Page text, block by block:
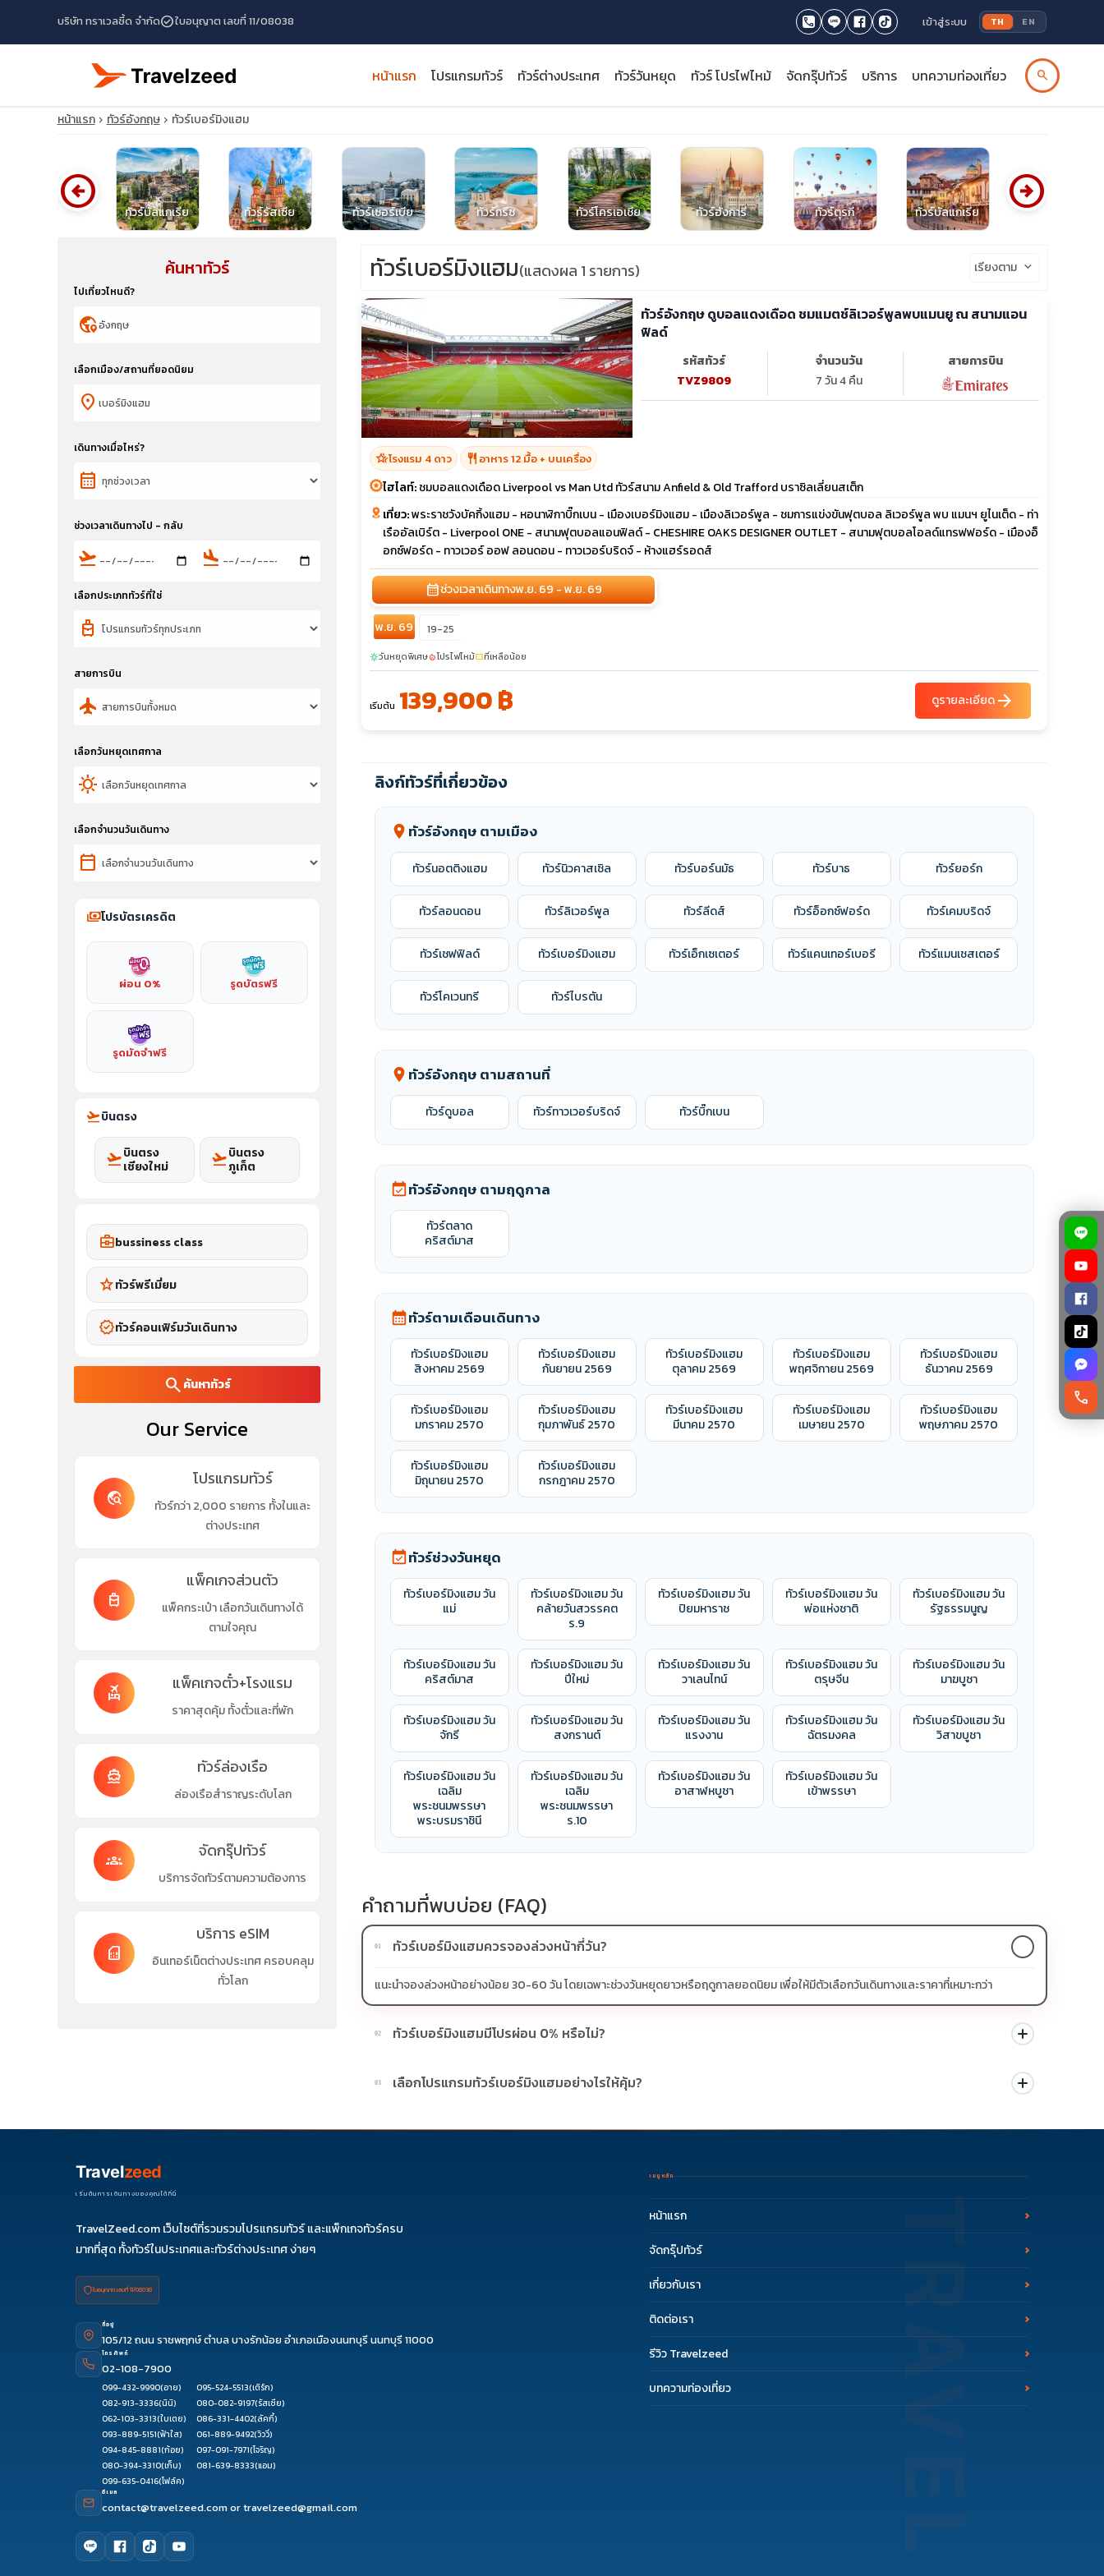
บริษัท ทราเวลซี้ด จำกัดcheck_circleใบอนุญาต เลขที่ 11/08038 เข้าสู่ระบบ TH EN
หน้าแรก โปรแกรมทัวร์ ทัวร์ต่างประเทศ ทัวร์วันหยุด ทัวร์ โปรไฟไหม้ จัดกรุ๊ปทัวร์ บริการ บทความท่องเที่ยว search
close
หน้าแรก ทัวร์อังกฤษ ทัวร์เบอร์มิงแฮม
ทัวร์บัลแกเรีย ทัวร์บัลแกเรีย ทัวร์รัสเซีย ทัวร์เซอร์เบีย ทัวร์กรีซ ทัวร์โครเอเชีย ทัวร์ฮังการี ทัวร์ตุรกี ทัวร์บัลแกเรีย ทัวร์บัลแกเรีย
arrow_circle_left arrow_circle_right
ค้นหาทัวร์
ไปเที่ยวไหนดี?
globe_location_pin
เลือกเมือง/สถานที่ยอดนิยม
location_on
เดินทางเมื่อไหร่?
calendar_month
ช่วงเวลาเดินทางไป - กลับ
flight_takeoff flight_land
เลือกประเภททัวร์ที่ใช่
travel_luggage_and_bags
สายการบิน
flight
เลือกวันหยุดเทศกาล
sunny
เลือกจำนวนวันเดินทาง
calendar_today
paymentsโปรบัตรเครดิต
ผ่อน 0% รูดบัตรฟรี
รูดมัดจำฟรี
flight_takeoffบินตรง
flight_takeoffบินตรง
เชียงใหม่
flight_takeoffบินตรง
ภูเก็ต
business_centerbussiness class
starทัวร์พรีเมี่ยม
verifiedทัวร์คอนเฟิร์มวันเดินทาง
search ค้นหาทัวร์
Our Service
travel_explore
โปรแกรมทัวร์
ทัวร์กว่า 2,000 รายการ ทั้งในและ
ต่างประเทศ
travel_luggage_and_bags
แพ็คเกจส่วนตัว
แพ็คกระเป๋า เลือกวันเดินทางได้
ตามใจคุณ
flights_and_hotels แพ็คเกจตั๋ว+โรงแรม
ราคาสุดคุ้ม ทั้งตั๋วและที่พัก
directions_boat ทัวร์ล่องเรือ
ล่องเรือสำราญระดับโลก
groups จัดกรุ๊ปทัวร์
บริการจัดทัวร์ตามความต้องการ
sim_card
บริการ eSIM
อินเทอร์เน็ตต่างประเทศ ครอบคลุม
ทั่วโลก
ทัวร์เบอร์มิงแฮม(แสดงผล 1 รายการ) เรียงตาม keyboard_arrow_down
ทัวร์อังกฤษ ดูบอลแดงเดือด ชมแมตช์ลิเวอร์พูลพบแมนยู ณ สนามแอน
ฟิลด์
รหัสทัวร์
TVZ9809
จำนวนวัน
7 วัน 4 คืน
สายการบิน
hotel_classโรงแรม 4 ดาว restaurant อาหาร 12 มื้อ + บนเครื่อง
ไฮไลท์:ชมบอลแดงเดือด Liverpool vs Man Utd ทัวร์สนาม Anfield & Old Trafford บราซิลเลี่ยนสเต็ก
เที่ยว:พระราชวังบัคกิ้งแฮม - หอนาฬิกาบิ๊กเบน - เมืองเบอร์มิงแฮม - เมืองลิเวอร์พูล - ชมการแข่งขันฟุตบอล ลิเวอร์พูล พบ แมนฯ ยูไนเต็ด - ท่า
เรืออัลเบิร์ต - Liverpool ONE - สนามฟุตบอลแอนฟิลด์ - CHESHIRE OAKS DESIGNER OUTLET - สนามฟุตบอลโอลด์แทรฟฟอร์ด - เมืองอ็
อกซ์ฟอร์ด - ทาวเวอร์ ออฟ ลอนดอน - ทาวเวอร์บริดจ์ - ห้างแฮร์รอดส์
calendar_monthช่วงเวลาเดินทางพ.ย. 69 - พ.ย. 69
พ.ย. 69 19-25
sunnyวันหยุดพิเศษlocal_fire_departmentโปรไฟไหม้confirmation_numberที่เหลือน้อย
เริ่มต้น 139,900 ฿ ดูรายละเอียดarrow_forward
ลิงก์ทัวร์ที่เกี่ยวข้อง
location_on ทัวร์อังกฤษ ตามเมือง
ทัวร์นอตติงแฮม ทัวร์นิวคาสเซิล ทัวร์บอร์นมัธ ทัวร์บาธ ทัวร์ยอร์ก
ทัวร์ลอนดอน ทัวร์ลิเวอร์พูล ทัวร์ลีดส์ ทัวร์อ็อกซ์ฟอร์ด ทัวร์เคมบริดจ์
ทัวร์เชฟฟิลด์ ทัวร์เบอร์มิงแฮม ทัวร์เอ็กเซเตอร์ ทัวร์แคนเทอร์เบอรี ทัวร์แมนเชสเตอร์
ทัวร์โคเวนทรี ทัวร์ไบรตัน
location_on ทัวร์อังกฤษ ตามสถานที่
ทัวร์ดูบอล ทัวร์ทาวเวอร์บริดจ์ ทัวร์บิ๊กเบน
event_availableทัวร์อังกฤษ ตามฤดูกาล
ทัวร์ตลาด
คริสต์มาส
calendar_monthทัวร์ตามเดือนเดินทาง
ทัวร์เบอร์มิงแฮม
สิงหาคม 2569
ทัวร์เบอร์มิงแฮม
กันยายน 2569
ทัวร์เบอร์มิงแฮม
ตุลาคม 2569
ทัวร์เบอร์มิงแฮม
พฤศจิกายน 2569
ทัวร์เบอร์มิงแฮม
ธันวาคม 2569
ทัวร์เบอร์มิงแฮม
มกราคม 2570
ทัวร์เบอร์มิงแฮม
กุมภาพันธ์ 2570
ทัวร์เบอร์มิงแฮม
มีนาคม 2570
ทัวร์เบอร์มิงแฮม
เมษายน 2570
ทัวร์เบอร์มิงแฮม
พฤษภาคม 2570
ทัวร์เบอร์มิงแฮม
มิถุนายน 2570
ทัวร์เบอร์มิงแฮม
กรกฎาคม 2570
event_availableทัวร์ช่วงวันหยุด
ทัวร์เบอร์มิงแฮม วัน
แม่
ทัวร์เบอร์มิงแฮม วัน
คล้ายวันสวรรคต
ร.9
ทัวร์เบอร์มิงแฮม วัน
ปิยมหาราช
ทัวร์เบอร์มิงแฮม วัน
พ่อแห่งชาติ
ทัวร์เบอร์มิงแฮม วัน
รัฐธรรมนูญ
ทัวร์เบอร์มิงแฮม วัน
คริสต์มาส
ทัวร์เบอร์มิงแฮม วัน
ปีใหม่
ทัวร์เบอร์มิงแฮม วัน
วาเลนไทน์
ทัวร์เบอร์มิงแฮม วัน
ตรุษจีน
ทัวร์เบอร์มิงแฮม วัน
มาฆบูชา
ทัวร์เบอร์มิงแฮม วัน
จักรี
ทัวร์เบอร์มิงแฮม วัน
สงกรานต์
ทัวร์เบอร์มิงแฮม วัน
แรงงาน
ทัวร์เบอร์มิงแฮม วัน
ฉัตรมงคล
ทัวร์เบอร์มิงแฮม วัน
วิสาขบูชา
ทัวร์เบอร์มิงแฮม วัน
เฉลิม
พระชนมพรรษา
พระบรมราชินี
ทัวร์เบอร์มิงแฮม วัน
เฉลิม
พระชนมพรรษา
ร.10
ทัวร์เบอร์มิงแฮม วัน
อาสาฬหบูชา
ทัวร์เบอร์มิงแฮม วัน
เข้าพรรษา
คำถามที่พบบ่อย (FAQ)
01 ทัวร์เบอร์มิงแฮมควรจองล่วงหน้ากี่วัน?
แนะนำจองล่วงหน้าอย่างน้อย 30-60 วัน โดยเฉพาะช่วงวันหยุดยาวหรือฤดูกาลยอดนิยม เพื่อให้มีตัวเลือกวันเดินทางและราคาที่เหมาะกว่า
02 ทัวร์เบอร์มิงแฮมมีโปรผ่อน 0% หรือไม่?
บางโปรแกรมมีโปรผ่อน 0% หรือโปรโมชั่นบัตรเครดิตตามเงื่อนไขที่บริษัทกำหนด สามารถดูสัญลักษณ์โปรโมชั่นในรายการทัวร์แต่ละรายการได้
03 เลือกโปรแกรมทัวร์เบอร์มิงแฮมอย่างไรให้คุ้ม?
call
Travelzeed
เริ่มต้นการเดินทางของคุณได้ที่นี่
TravelZeed.com เว็บไซต์ที่รวมรวมโปรแกรมทัวร์ และแพ็กเกจทัวร์ครบ
มากที่สุด ทั้งทัวร์ในประเทศและทัวร์ต่างประเทศ ง่ายๆ
ใบอนุญาต เลขที่ 11/08038
ที่อยู่
105/12 ถนน ราชพฤกษ์ ตำบล บางรักน้อย อำเภอเมืองนนทบุรี นนทบุรี 11000
โทรศัพท์
02-108-7900
099-432-9990(อาย) 095-524-5513(เติร์ก)
082-913-3336(นินิ) 080-082-9197(รัสเซีย)
062-103-3313(ใบเตย) 086-331-4402(ลัคกี้)
093-889-5151(ฟ้าใส) 061-889-9492(วิววี่)
094-845-8881(ก้อย) 097-091-7971(โจริญ)
080-394-3310(เก็บ) 081-639-8333(แอม)
099-635-0416(โฟล์ค)
อีเมล
contact@travelzeed.comortravelzeed@gmail.com
เมนูหลัก
หน้าแรก
จัดกรุ๊ปทัวร์
เกี่ยวกับเรา
ติดต่อเรา
รีวิว Travelzeed
บทความท่องเที่ยว